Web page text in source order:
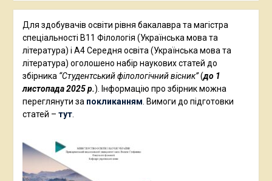
Для здобувачів освіти рівня бакалавра та магістра
спеціальності В11 Філологія (Українська мова та
література) і А4 Середня освіта (Українська мова та
література) оголошено набір наукових статей до
збірника “Студентський філологічний вісник”(до 1
листопада 2025 р.). Інформацію про збірник можна
переглянути за покликанням . Вимоги до підготовки
статей – тут.